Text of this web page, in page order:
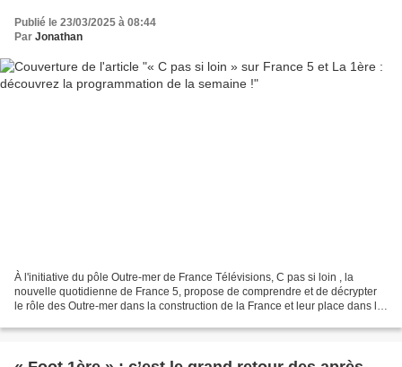
Publié le 23/03/2025 à 08:44
Par Jonathan
À l'initiative du pôle Outre-mer de France Télévisions, C pas si loin , la
nouvelle quotidienne de France 5, propose de comprendre et de décrypter
le rôle des Outre-mer dans la construction de la France et leur place dans le